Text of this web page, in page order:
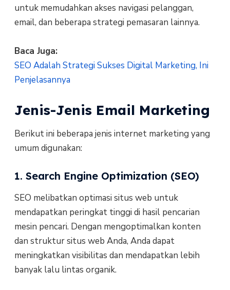
untuk memudahkan akses navigasi pelanggan,
email, dan beberapa strategi pemasaran lainnya.
Baca Juga:
SEO Adalah Strategi Sukses Digital Marketing, Ini
Penjelasannya
Jenis-Jenis Email Marketing
Berikut ini beberapa jenis internet marketing yang
umum digunakan:
1. Search Engine Optimization (SEO)
SEO melibatkan optimasi situs web untuk
mendapatkan peringkat tinggi di hasil pencarian
mesin pencari. Dengan mengoptimalkan konten
dan struktur situs web Anda, Anda dapat
meningkatkan visibilitas dan mendapatkan lebih
banyak lalu lintas organik.